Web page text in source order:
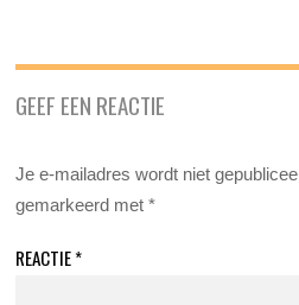
GEEF EEN REACTIE
Je e-mailadres wordt niet
gemarkeerd met*
REACTIE*